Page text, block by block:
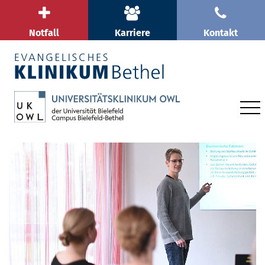
Notfall Karriere Kontakt